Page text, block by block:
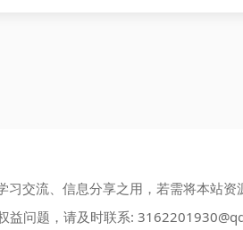
交流、信息分享之用，若需将本站资
益问题，请及时联系: